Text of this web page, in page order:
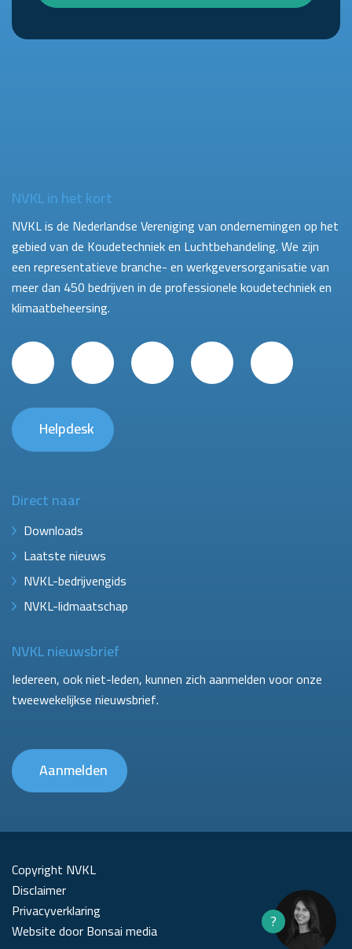
NVKL in het kort
NVKL is de Nederlandse Vereniging van ondernemingen op het
gebied van de Koudetechniek en Luchtbehandeling. We zijn
een representatieve branche- en werkgeversorganisatie van
meer dan 450 bedrijven in de professionele koudetechniek en
klimaatbeheersing.
Helpdesk
Direct naar
Downloads
Laatste nieuws
NVKL-bedrijvengids
NVKL-lidmaatschap
NVKL nieuwsbrief
Iedereen, ook niet-leden, kunnen zich aanmelden voor onze
tweewekelijkse nieuwsbrief.
Aanmelden
Copyright NVKL
Disclaimer
Privacyverklaring
Website door Bonsai media
?